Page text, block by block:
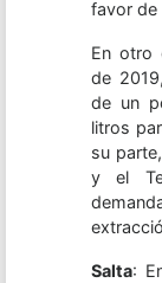
favor de
En otro
de
de un
litros
su
y el
Salta: